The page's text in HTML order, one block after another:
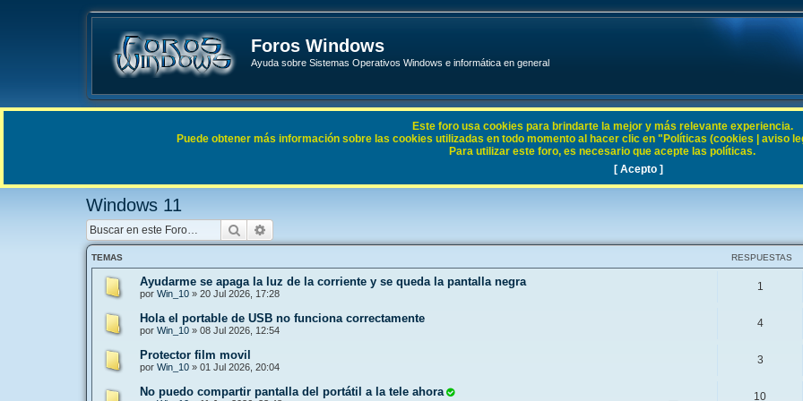
Foros Windows
Ayuda sobre Sistemas Operativos Windows e informática en general
Enlaces rápidos FAQ
Windows 11
Buscar
TEMAS RESPUESTAS
Ayudarme se apaga la luz de la corriente y se queda la pantalla negra
por Win_10 » 20 Jul 2026, 17:28
1
Hola el portable de USB no funciona correctamente
por Win_10 » 08 Jul 2026, 12:54
4
Protector film movil
por Win_10 » 01 Jul 2026, 20:04
3
No puedo compartir pantalla del portátil a la tele ahora 10
Este foro usa cookies para brindarte la mejor y más relevante experiencia.
Puede obtener más información sobre las cookies utilizadas en todo momento al hacer clic en "Políticas (cookies | aviso
Para utilizar este foro, es necesario que acepte las políticas.
[ Acepto ]